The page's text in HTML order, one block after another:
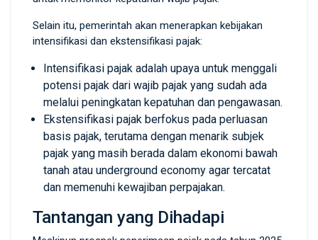
Selain itu, pemerintah akan menerapkan kebijakan
intensifikasi dan ekstensifikasi pajak:
Intensifikasi pajak adalah upaya untuk menggali
potensi pajak dari wajib pajak yang sudah ada
melalui peningkatan kepatuhan dan pengawasan.
Ekstensifikasi pajak berfokus pada perluasan
basis pajak, terutama dengan menarik subjek
pajak yang masih berada dalam ekonomi bawah
tanah atau underground economy agar tercatat
dan memenuhi kewajiban perpajakan.
Tantangan yang Dihadapi